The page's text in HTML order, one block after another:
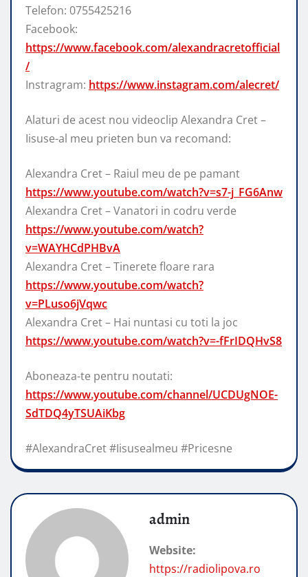
Telefon: 0755425216
Facebook:
https://www.facebook.com/alexandracretofficial
/
Instragram: https://www.instagram.com/alecret/
Alaturi de acest nou videoclip Alexandra Cret –
Iisuse-al meu prieten bun va recomand:
Alexandra Cret – Raiul meu de pe pamant
https://www.youtube.com/watch?v=s7-j_FG6Anw
Alexandra Cret – Vanatori in codru verde
https://www.youtube.com/watch?
v=WAYHCdPHBvA
Alexandra Cret – Tinerete floare rara
https://www.youtube.com/watch?
v=PLuso6jVqwc
Alexandra Cret – Hai nuntasi cu toti la joc
https://www.youtube.com/watch?v=-fFrIDQHvS8
Aboneaza-te pentru noutati:
https://www.youtube.com/channel/UCDUgNOE-
SdTDQ4yTSUAiKbg
#AlexandraCret #Iisusealmeu #Pricesne
admin
Website:
https://radiolipova.ro